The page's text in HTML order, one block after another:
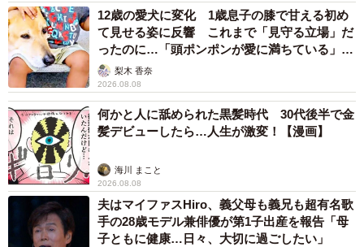
12歳の愛犬に変化 1歳息子の膝で甘える初め
て見せる姿に反響 これまで「見守る立場」だ
ったのに…「頭ポンポンが愛に満ちている」
「尊…」
梨木 香奈
2026.08.08
何かと人に舐められた黒髪時代 30代後半で金
髪デビューしたら…人生が激変！【漫画】
海川 まこと
2026.08.08
夫はマイファスHiro、義父母も義兄も超有名歌
手の28歳モデル兼俳優が第1子出産を報告「母
子ともに健康…日々、大切に過ごしたい」